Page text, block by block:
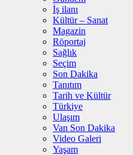
İş ilanı
Kültür – Sanat
Magazin
Röportaj
Sağlık
Seçim
Son Dakika
Tanıtım
Tarih ve Kültür
Türkiye
Ulaşım
Van Son Dakika
Video Galeri
Yaşam